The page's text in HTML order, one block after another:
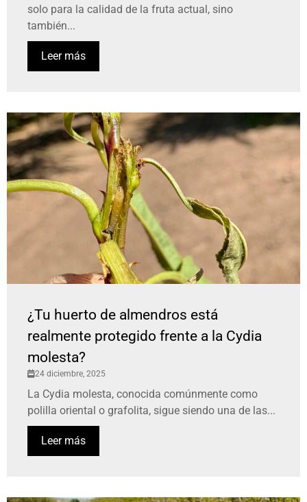
solo para la calidad de la fruta actual, sino
también...
Leer más
¿Tu huerto de almendros está
realmente protegido frente a la Cydia
molesta?
24 diciembre, 2025
La Cydia molesta, conocida comúnmente como
polilla oriental o grafolita, sigue siendo una de las...
Leer más